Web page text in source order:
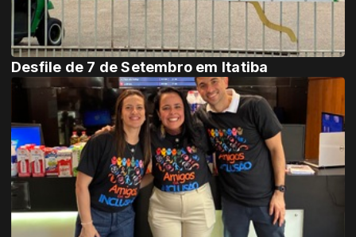
Desfile de 7 de Setembro em Itatiba